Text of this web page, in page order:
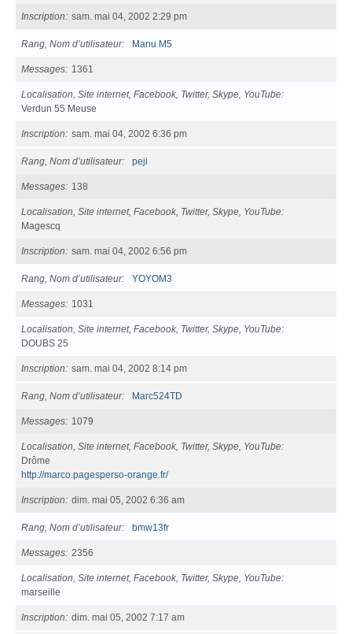
Inscription sam. mai 04, 2002 2:29 pm
Rang, Nom d’utilisateur Manu M5
Messages 1361
Localisation, Site internet, Facebook, Twitter, Skype, YouTube
Verdun 55 Meuse
Inscription sam. mai 04, 2002 6:36 pm
Rang, Nom d’utilisateur peji
Messages 138
Localisation, Site internet, Facebook, Twitter, Skype, YouTube
Magescq
Inscription sam. mai 04, 2002 6:56 pm
Rang, Nom d’utilisateur YOYOM3
Messages 1031
Localisation, Site internet, Facebook, Twitter, Skype, YouTube
DOUBS 25
Inscription sam. mai 04, 2002 8:14 pm
Rang, Nom d’utilisateur Marc524TD
Messages 1079
Localisation, Site internet, Facebook, Twitter, Skype, YouTube
Drôme
http://marco.pagesperso-orange.fr/
Inscription dim. mai 05, 2002 6:36 am
Rang, Nom d’utilisateur bmw13fr
Messages 2356
Localisation, Site internet, Facebook, Twitter, Skype, YouTube
marseille
Inscription dim. mai 05, 2002 7:17 am